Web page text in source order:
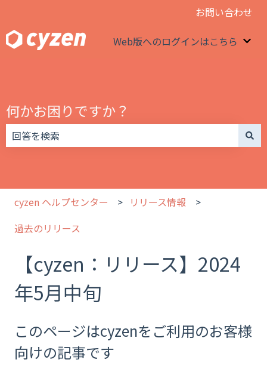
お問い合わせ
Web版へのログインはこちら
何かお困りですか？
cyzen ヘルプセンター
リリース情報
過去のリリース
【cyzen：リリース】2024
年5月中旬
このページはcyzenをご利用のお客様
向けの記事です